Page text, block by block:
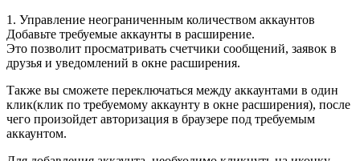
1. Управление неограниченным количеством аккаунтов
Добавьте требуемые аккаунты в расширение.
Это позволит просматривать счетчики сообщений, заявок в
друзья и уведомлений в окне расширения.
Также вы сможете переключаться между аккаунтами в один
клик(клик по требуемому аккаунту в окне расширения), после
чего произойдет авторизация в браузере под требуемым
аккаунтом.